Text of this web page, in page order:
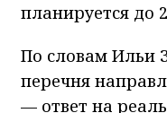
планируется до
По словам Ильи
перечня
— ответ на